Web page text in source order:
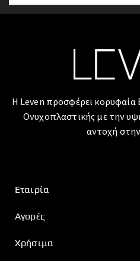
Η Leven προσφέρει κορυφαία
Ονυχοπλαστικής με την
αντοχή
Εταιρία
Αγορές
Χρήσιμα